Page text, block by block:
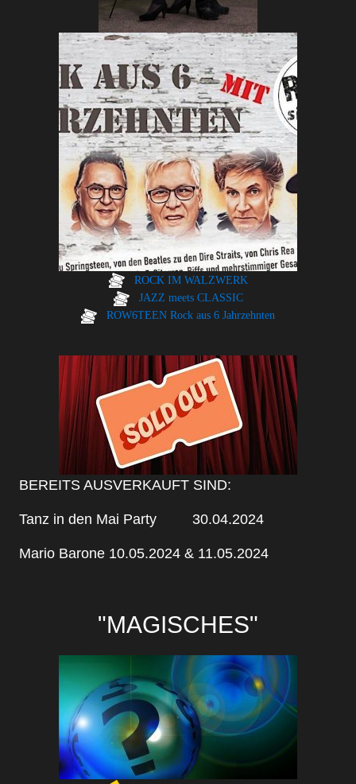
ROCK IM WALZWERK
JAZZ meets CLASSIC
ROW6TEEN Rock aus 6 Jahrzehnten
BEREITS AUSVERKAUFT SIND:
Tanz in den Mai Party 30.04.2024
Mario Barone 10.05.2024 & 11.05.2024
"MAGISCHES"